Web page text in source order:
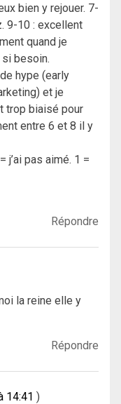
bien y rejouer. 7-
9-10 : excellent
quand je
si besoin.
hype (early
et je
trop biaisé pour
entre 6 et 8 il y
j’ai pas aimé. 1 =
Répondre
la reine elle y
Répondre
14:41